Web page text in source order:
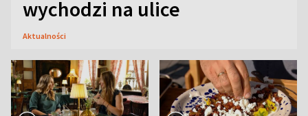
wychodzi na ulice
Aktualności